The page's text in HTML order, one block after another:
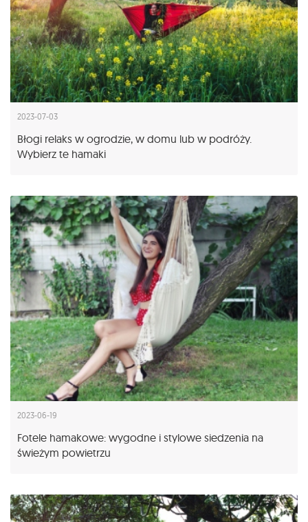
2023-07-03
Błogi relaks w ogrodzie, w domu lub w podróży.
Wybierz te hamaki
2023-06-19
Fotele hamakowe: wygodne i stylowe siedzenia na
świeżym powietrzu